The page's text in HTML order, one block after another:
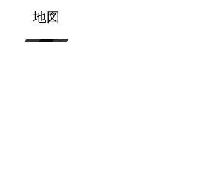
地図